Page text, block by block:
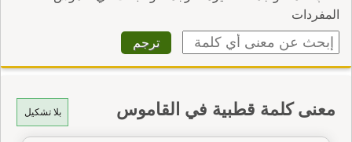
المفردات
بلا تشكيل معنى كلمة قطبية في القاموس